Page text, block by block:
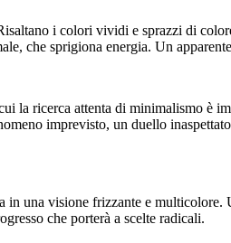
i colori vividi e sprazzi di
che sprigiona energia. Un
la ricerca attenta di minimalismo è
imprevisto, un duello
una visione frizzante e
che porterà a scelte radicali.